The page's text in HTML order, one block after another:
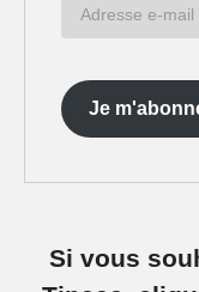
Je
Si vous